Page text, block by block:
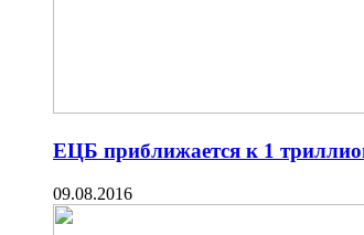
ЕЦБ приближается к 1
09.08.2016